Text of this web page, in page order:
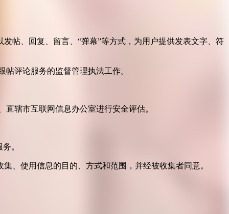
帖、回复、留言、“弹幕”等方式，为用户提供发表文字、符
评论服务的监督管理执法工作。
辖市互联网信息办公室进行安全评估。
。
、使用信息的目的、方式和范围，并经被收集者同意。